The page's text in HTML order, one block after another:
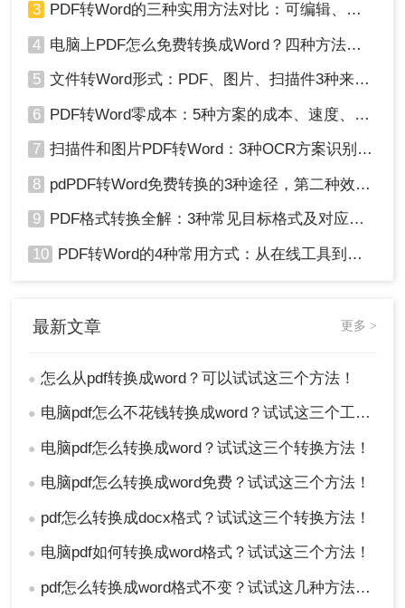
了。
方法三：使用专业PDF编辑软件
供了更多的编辑和转换功能，适合需要频繁处理
PDF文件的专业人士。
优点：功能全面，支持复杂的编辑操作；转换
文件的用户。
缺点：软件成本较高；学习曲线较陡峭，需要
一定时间熟悉软件操作。
操作方法：
Pro DC）；
2、打开您想要转换的PDF文件；
3、选择“文件” -> “另存为” -> “Word”；
5、点击“保存”，完成转换。
总结
方法都有其适用的场合和优缺点。根据您的具体需
求和使用频率，可以选择最适合自己的方法。希望
这些信息能帮助您轻松地将PDF文件转换为Word格
3 PDF转Word的三种实用方法对比：可编辑、保格式、避风险！
4 电脑上PDF怎么免费转换成Word？四种方法对比与实操指南（附详细表格）!
5 文件转Word形式：PDF、图片、扫描件3种来源分别怎么处理！
6 PDF转Word零成本：5种方案的成本、速度、精度对比！
7 扫描件和图片PDF转Word：3种OCR方案识别率实测！
8 pdPDF转Word免费转换的3种途径，第二种效率最高！
9 PDF格式转换全解：3种常见目标格式及对应操作方法！
10 PDF转Word的4种常用方式：从在线工具到桌面软件全梳理！
最新文章 更多 >
● 怎么从pdf转换成word？可以试试这三个方法！
● 电脑pdf怎么不花钱转换成word？试试这三个工具！
● 电脑pdf怎么转换成word？试试这三个转换方法！
● 电脑pdf怎么转换成word免费？试试这三个方法！
● pdf怎么转换成docx格式？试试这三个转换方法！
● 电脑pdf如何转换成word格式？试试这三个方法！
● pdf怎么转换成word格式不变？试试这几种方法吧！